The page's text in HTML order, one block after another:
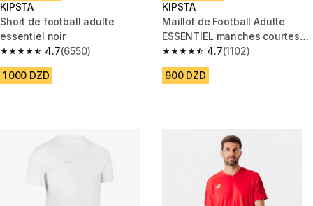
KIPSTA
Short de football adulte
essentiel noir
4.7
4.7 out of 5 stars from 6550 reviews
(6550)
1 000 DZD
KIPSTA
Maillot de Football Adulte
ESSENTIEL manches courtes
Bleu
4.7
4.7 out of 5 stars from 1102
(1102)
900 DZD